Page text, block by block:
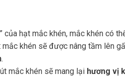
của hạt mắc khén, mắc khén có
khén sẽ được nâng tầm lên
.
mắc khén sẽ mang lại hương vị